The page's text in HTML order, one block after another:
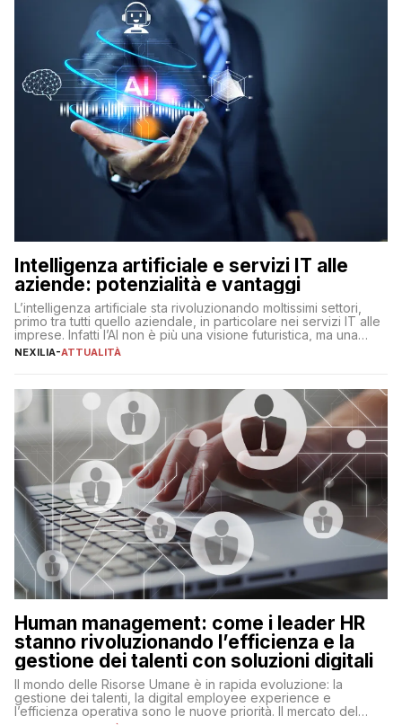
Intelligenza artificiale e servizi IT alle
aziende: potenzialità e vantaggi
L’intelligenza artificiale sta rivoluzionando moltissimi settori,
primo tra tutti quello aziendale, in particolare nei servizi IT alle
imprese. Infatti l’AI non è più una visione futuristica, ma una
realtà operativa che sta portando a un cambio significativo in
operazioni, bensì comporta […]
NEXILIA-ATTUALITÀ
Human management: come i leader HR
stanno rivoluzionando l’efficienza e la
gestione dei talenti con soluzioni digitali
Il mondo delle Risorse Umane è in rapida evoluzione: la
gestione dei talenti, la digital employee experience e
l’efficienza operativa sono le nuove priorità. Il mercato del